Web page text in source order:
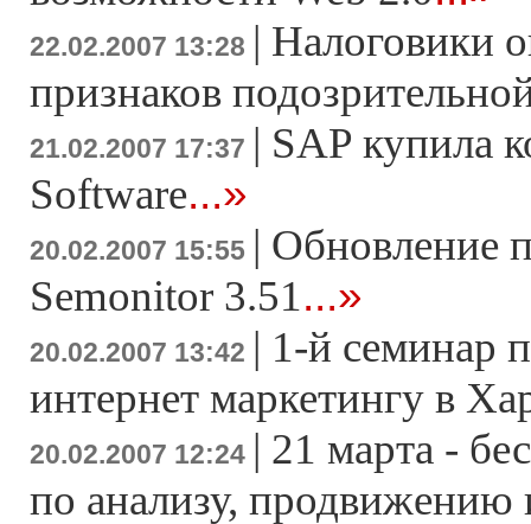
22.02.2007 13:28 | Налоговики
признаков
21.02.2007 17:37 | SAP купила
Software...»
20.02.2007 15:55 | Обновление
Semonitor 3.51...»
20.02.2007 13:42 | 1-й семинар
интернет маркетингу в
20.02.2007 12:24 | 21 марта -
по анализу,